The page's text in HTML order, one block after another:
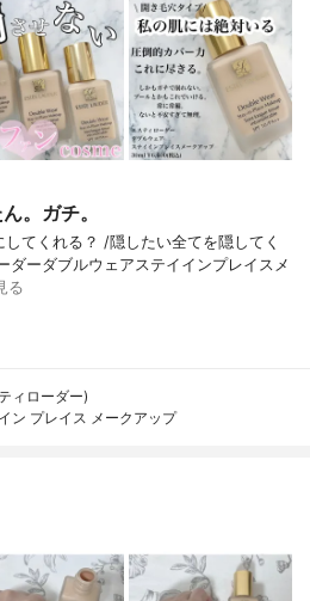
。ガチ。
てくれる？ /⁡⁡隠したい全てを隠してく
ダーダブルウェアステイインプレイスメ
る
ィローダー)
ン プレイス メークアップ